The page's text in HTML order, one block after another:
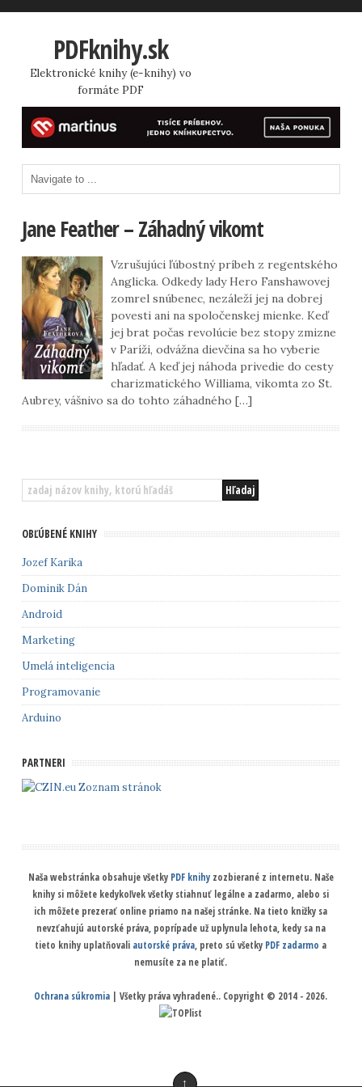
PDFknihy.sk
Elektronické knihy (e-knihy) vo
formáte PDF
Jane Feather – Záhadný vikomt
Vzrušujúci ľúbostný príbeh z regentského
Anglicka. Odkedy lady Hero Fanshawovej
zomrel snúbenec, nezáleží jej na dobrej
povesti ani na spoločenskej mienke. Keď
jej brat počas revolúcie bez stopy zmizne
v Paríži, odvážna dievčina sa ho vyberie
hľadať. A keď jej náhoda privedie do cesty
charizmatického Williama, vikomta zo St.
Aubrey, vášnivo sa do tohto záhadného […]
OBĽÚBENÉ KNIHY
Jozef Karika
Dominik Dán
Android
Marketing
Umelá inteligencia
Programovanie
Arduino
PARTNERI
Zoznam stránok
Naša webstránka obsahuje všetky PDF knihyzozbierané z internetu. Naše
knihy si môžete kedykoľvek všetky stiahnuť legálne a zadarmo, alebo si
ich môžete prezerať online priamo na našej stránke. Na tieto knižky sa
nevzťahujú autorské práva, poprípade už uplynula lehota, kedy sa na
tieto knihy uplatňovali autorské práva, preto sú všetky PDF zadarmo a
nemusíte za ne platiť.
Ochrana súkromia | Všetky práva vyhradené.. Copyright © 2014 - 2026.
↑